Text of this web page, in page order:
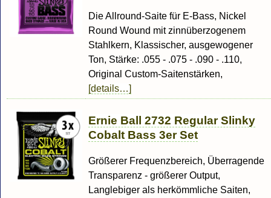
Die Allround-Saite für E-Bass, Nickel
Round Wound mit zinnüberzogenem
Stahlkern, Klassischer, ausgewogener
Ton, Stärke: .055 - .075 - .090 - .110,
Original Custom-Saitenstärken,
[details…]
Ernie Ball 2732 Regular Slinky
Cobalt Bass 3er Set
Größerer Frequenzbereich, Überragende
Transparenz - größerer Output,
Langlebiger als herkömmliche Saiten,